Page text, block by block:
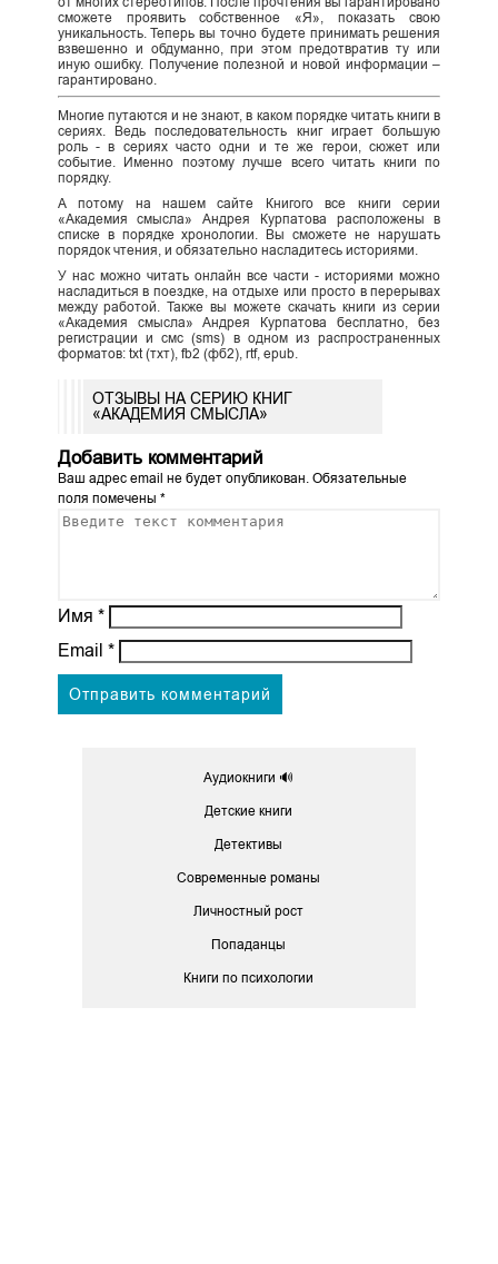
сможете проявить собственное «Я», показать свою
уникальность. Теперь вы точно будете принимать решения
взвешенно и обдуманно, при этом предотвратив ту или
иную ошибку. Получение полезной и новой информации –
гарантировано.
Многие путаются и не знают, в каком порядке читать книги в
сериях. Ведь последовательность книг играет большую
роль - в сериях часто одни и те же герои, сюжет или
событие. Именно поэтому лучше всего читать книги по
порядку.
А потому на нашем сайте Книгого все книги серии
«Академия смысла» Андрея Курпатова расположены в
списке в порядке хронологии. Вы сможете не нарушать
порядок чтения, и обязательно насладитесь историями.
У нас можно читать онлайн все части - историями можно
насладиться в поездке, на отдыхе или просто в перерывах
между работой. Также вы можете скачать книги из серии
«Академия смысла» Андрея Курпатова бесплатно, без
регистрации и смс (sms) в одном из распространенных
форматов: txt (тхт), fb2 (фб2), rtf, epub.
ОТЗЫВЫ НА СЕРИЮ КНИГ
«АКАДЕМИЯ СМЫСЛА»
Добавить комментарий
Ваш адрес email не будет опубликован.Обязательные
поля помечены *
Имя *
Email *
Аудиокниги 🔊
Детские книги
Детективы
Современные романы
Личностный рост
Попаданцы
Книги по психологии